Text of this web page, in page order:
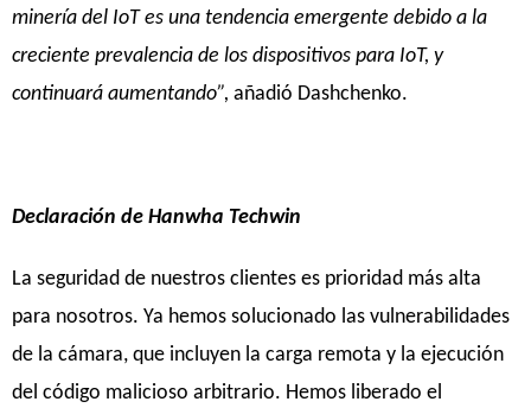
minería del IoT es una tendencia emergente debido a la
creciente prevalencia de los dispositivos para IoT, y
continuará aumentando”, añadió Dashchenko.
Declaración de Hanwha Techwin
La seguridad de nuestros clientes es prioridad más alta
para nosotros. Ya hemos solucionado las vulnerabilidades
de la cámara, que incluyen la carga remota y la ejecución
del código malicioso arbitrario. Hemos liberado el